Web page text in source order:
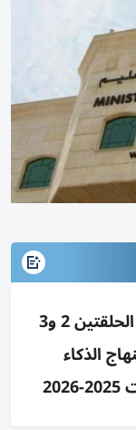
«التربية» تدعو أولياء الأمور وطلبة الحلقتين 2 و3
الذكاء